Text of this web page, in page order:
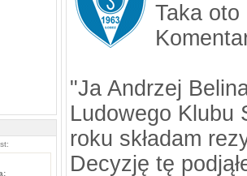
Taka oto
"Ja Andrzej
Ludowego Klubu
roku składam
Decyzję tę